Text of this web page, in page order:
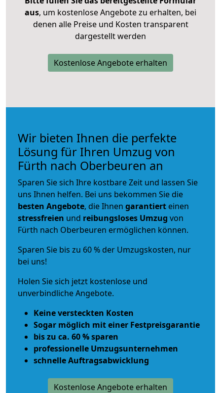
aus, um kostenlose Angebote zu erhalten, bei
denen alle Preise und Kosten transparent
dargestellt werden
Kostenlose Angebote erhalten
Wir bieten Ihnen die perfekte
Lösung für Ihren Umzug von
Fürth nach Oberbeuren an
Sparen Sie sich Ihre kostbare Zeit und lassen Sie
uns Ihnen helfen. Bei uns bekommen Sie die
besten Angebote, die Ihnen garantiert einen
stressfreien und reibungsloses Umzug von
Fürth nach Oberbeuren ermöglichen können.
Sparen Sie bis zu 60 % der Umzugskosten, nur
bei uns!
Holen Sie sich jetzt kostenlose und
unverbindliche Angebote.
Keine versteckten Kosten
Sogar möglich mit einer Festpreisgarantie
bis zu ca. 60 % sparen
professionelle Umzugsunternehmen
schnelle Auftragsabwicklung
Kostenlose Angebote erhalten